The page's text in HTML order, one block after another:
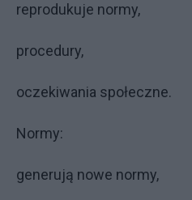
reprodukuje normy,
procedury,
oczekiwania społeczne.
Normy:
generują nowe normy,